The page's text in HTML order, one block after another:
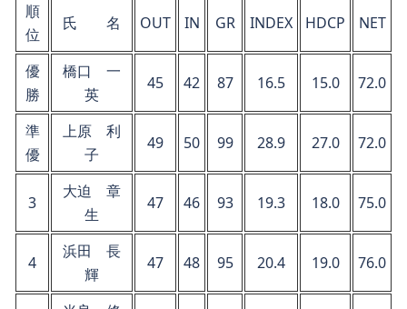
順
位
氏 名 OUT IN GR INDEX HDCP NET
優
勝
橋口 一
英
45 42 87 16.5 15.0 72.0
準
優
上原 利
子
49 50 99 28.9 27.0 72.0
3
大迫 章
生
47 46 93 19.3 18.0 75.0
4
浜田 長
輝
47 48 95 20.4 19.0 76.0